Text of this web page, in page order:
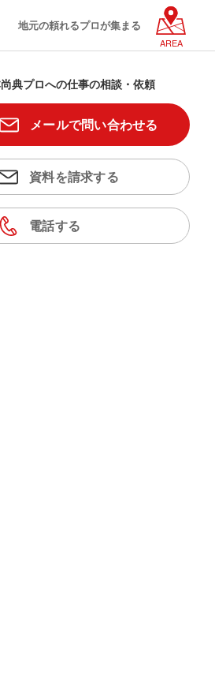
地元の頼れるプロが集まる
AREA
典プロへの仕事の相談・依頼
メールで問い合わせる
資料を請求する
電話する